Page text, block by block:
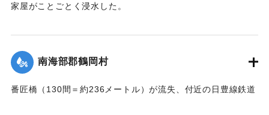
家屋がことごとく浸水した。
｜固有コード:
南海部郡鶴岡村
番匠橋（130間＝約236メートル）が流失、付近の日豊線鉄道